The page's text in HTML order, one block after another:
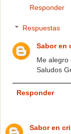
Responder
Respuestas
Sabor en
Me alegro
Saludos
Responder
Sabor en